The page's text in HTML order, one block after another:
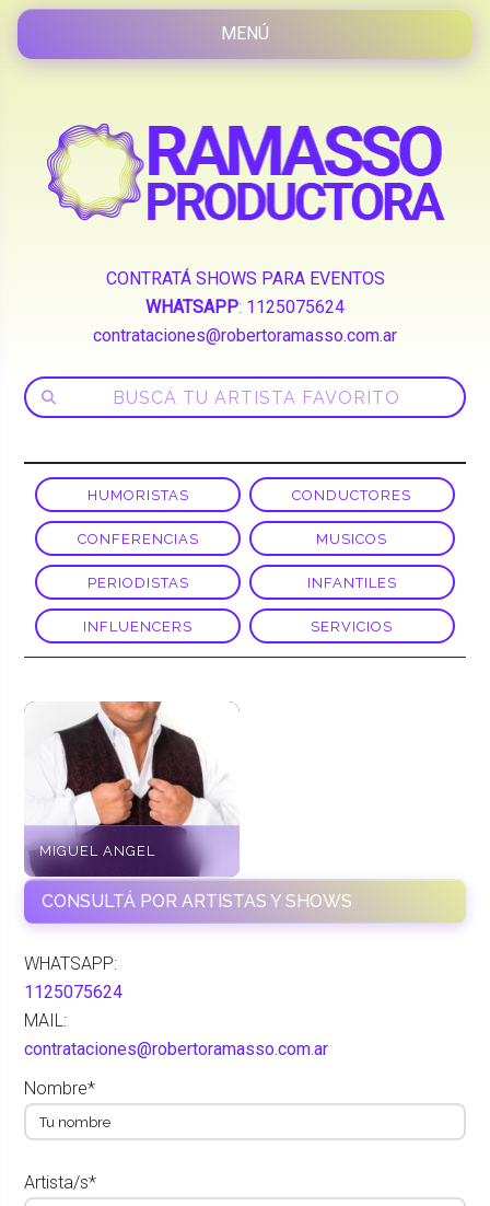
CONTRATÁ SHOWS PARA EVENTOS
WHATSAPP: 1125075624
contrataciones@robertoramasso.com.ar
HUMORISTAS CONDUCTORES
CONFERENCIAS MUSICOS
PERIODISTAS INFANTILES
INFLUENCERS SERVICIOS
MIGUEL ANGEL
CONSULTÁ POR ARTISTAS Y SHOWS
WHATSAPP:
1125075624
MAIL:
contrataciones@robertoramasso.com.ar
Nombre*
Artista/s*